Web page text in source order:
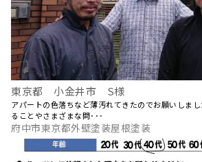
東京都 小金井市 S様
アパートの色落ちなど薄汚れてきたのでお願いしま
ることやさまざまな問･･･
府中市東京都外壁塗装屋根塗装